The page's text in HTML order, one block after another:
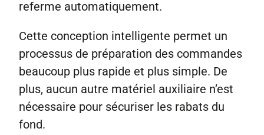
referme automatiquement.
Cette conception intelligente permet un
processus de préparation des commandes
beaucoup plus rapide et plus simple. De
plus, aucun autre matériel auxiliaire n’est
nécessaire pour sécuriser les rabats du
fond.